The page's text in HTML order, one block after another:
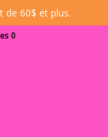
de 60$ et plus.
0